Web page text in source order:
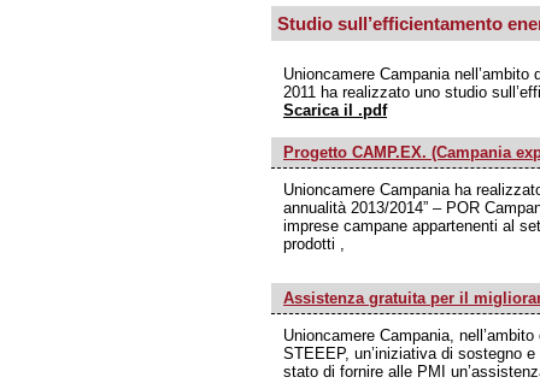
Studio sull’efficientamento
Unioncamere Campania
2011 ha realizzato uno studio
Scarica il .pdf
Progetto CAMP.EX. (Campania
Unioncamere Campania ha
annualità 2013/2014” – POR
imprese campane appartenenti al
prodotti ,
Assistenza gratuita per il
Unioncamere Campania,
STEEEP, un’iniziativa di sostegno
stato di fornire alle PMI